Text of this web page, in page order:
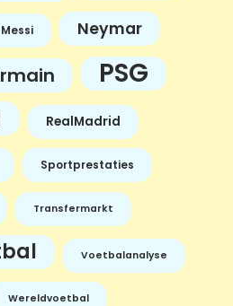
Messi Neymar
PSG
RealMadrid
Sportprestaties
Transfermarkt
Voetbalanalyse
Wereldvoetbal